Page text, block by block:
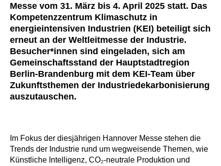
Messe vom 31. März bis 4. April 2025 statt. Das
Kompetenzzentrum Klimaschutz in
energieintensiven Industrien (KEI) beteiligt sich
erneut an der Weltleitmesse der Industrie.
Besucher*innen sind eingeladen, sich am
Gemeinschaftsstand der Hauptstadtregion
Berlin-Brandenburg mit dem KEI-Team über
Zukunftsthemen der Industriedekarbonisierung
auszutauschen.
Im Fokus der diesjährigen Hannover Messe stehen die
Trends der Industrie rund um wegweisende Themen, wie
Künstliche Intelligenz, CO₂-neutrale Produktion und